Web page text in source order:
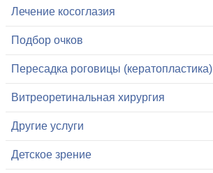
Лечение косоглазия
Подбор очков
Пересадка роговицы (кератопластика)
Витреоретинальная хирургия
Другие услуги
Детское зрение